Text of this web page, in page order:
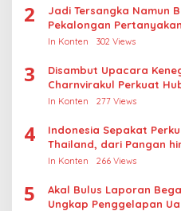
2
Jadi Tersangka Namun
Pekalongan
Kasus Rudapksa Sampai
In Konten 302 Views
3
Disambut Upacara
Charnvirakul Perkuat
In Konten 277 Views
4
Indonesia Sepakat
Thailand, dari Pangan
In Konten 266 Views
5
Akal Bulus Laporan
Ungkap Penggelapan